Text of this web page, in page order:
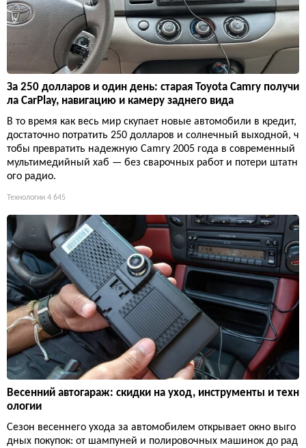
За 250 долларов и один день: старая Toyota Camry получи
ла CarPlay, навигацию и камеру заднего вида
В то время как весь мир скупает новые автомобили в кредит,
достаточно потратить 250 долларов и солнечный выходной, ч
тобы превратить надежную Camry 2005 года в современный
мультимедийный хаб — без сварочных работ и потери штатн
ого радио.
Технологии 4 645
Весенний автогараж: скидки на уход, инструменты и техн
ологии
Сезон весеннего ухода за автомобилем открывает окно выго
дных покупок: от шампуней и полировочных машинок до рад